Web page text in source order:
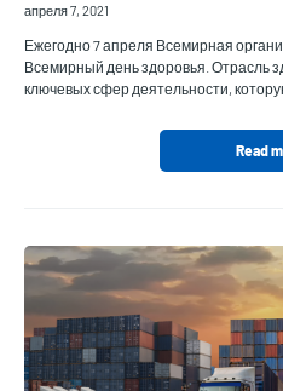
апреля 7, 2021
Ежегодно 7 апреля Всемирная
Всемирный день здоровья. Отрасль
ключевых сфер деятельности,
Read